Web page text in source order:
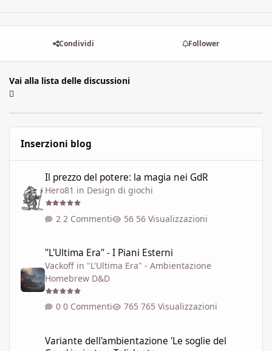
Condividi Follower
Vai alla lista delle discussioni
Inserzioni blog
Il prezzo del potere: la magia nei GdR
Hero81 in Design di giochi
2 Commenti 56 Visualizzazioni
"L'Ultima Era" - I Piani Esterni
Vackoff in "L'Ultima Era" - Ambientazione
Homebrew D&D
0 Commenti 765 Visualizzazioni
Variante dell'ambientazione 'Le soglie del